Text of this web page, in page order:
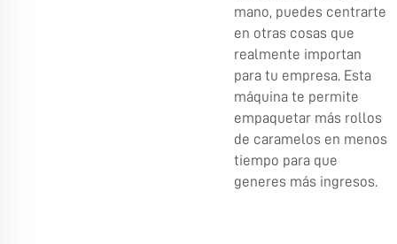
mano, puedes centrarte
en otras cosas que
realmente importan
para tu empresa. Esta
máquina te permite
empaquetar más rollos
de caramelos en menos
tiempo para que
generes más ingresos.